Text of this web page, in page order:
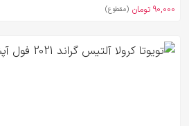
90,000 تومان (مقطوع)